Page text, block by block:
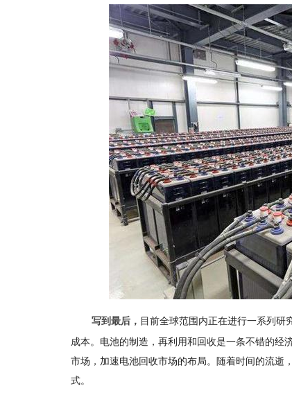
写到最后， 目前全球范围内正在进行一系列
成本。电池的制造，再利用和回收是一条不错的经
市场，加速电池回收市场的布局。随着时间的流逝
式。